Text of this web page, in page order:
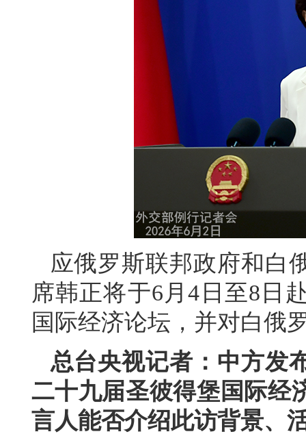
应俄罗斯联邦政府和白
席韩正将于6月4日至8日
国际经济论坛，并对白俄
总台央视记者：中方发
二十九届圣彼得堡国际经
言人能否介绍此访背景、